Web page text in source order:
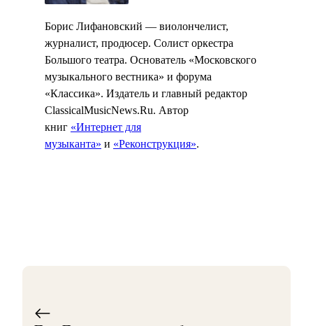
Борис Лифановский — виолончелист,
журналист, продюсер. Солист оркестра
Большого театра. Основатель «Московского
музыкального вестника» и форума
«Классика». Издатель и главный редактор
ClassicalMusicNews.Ru. Автор
книг «Интернет для
музыканта» и «Реконструкция».